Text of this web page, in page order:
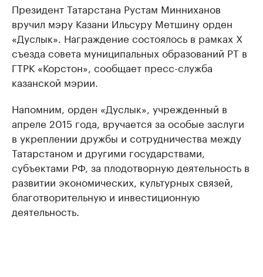
Президент Татарстана Рустам Минниханов
вручил мэру Казани Ильсуру Метшину орден
«Дуслык». Награждение состоялось в рамках X
съезда совета муниципальных образований РТ в
ГТРК «Корстон», сообщает пресс-служба
казанской мэрии.
Напомним, орден «Дуслык», учрежденный в
апреле 2015 года, вручается за особые заслуги
в укреплении дружбы и сотрудничества между
Татарстаном и другими государствами,
субъектами РФ, за плодотворную деятельность в
развитии экономических, культурных связей,
благотворительную и инвестиционную
деятельность.